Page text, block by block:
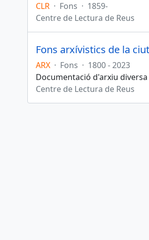
CLR · Fons · 1859-
Centre de Lectura de Reus
Fons arxívistics de la
ARX · Fons · 1800 - 2023
Documentació d'arxiu
Centre de Lectura de Reus